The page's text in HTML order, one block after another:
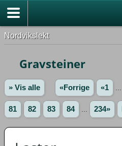
Nordvikslekt
Gravsteiner
» Vis alle «Forrige «1
81 82 83 84 234»